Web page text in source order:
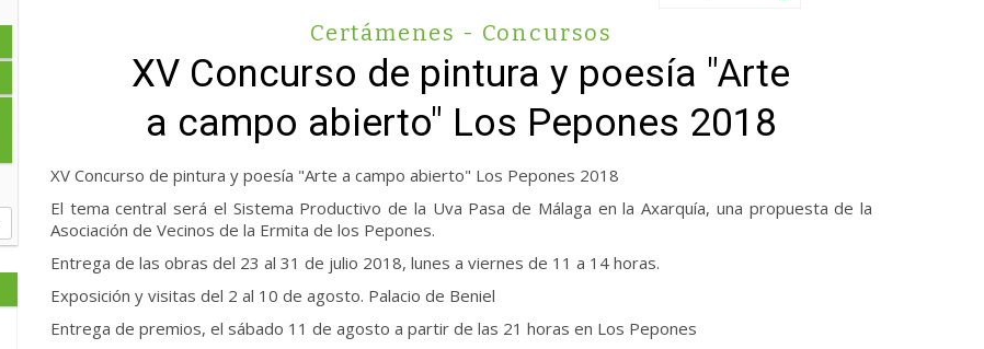
Certámenes - Concursos
XV Concurso de pintura y poesía "Arte
a campo abierto" Los Pepones 2018
XV Concurso de pintura y poesía "Arte a campo abierto" Los Pepones 2018
El tema central será el Sistema Productivo de la Uva Pasa de Málaga en la Axarquía, una propuesta de la
Asociación de Vecinos de la Ermita de los Pepones.
Entrega de las obras del 23 al 31 de julio 2018, lunes a viernes de 11 a 14 horas.
Exposición y visitas del 2 al 10 de agosto. Palacio de Beniel
Entrega de premios, el sábado 11 de agosto a partir de las 21 horas en Los Pepones